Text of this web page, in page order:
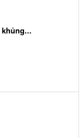
khủng...